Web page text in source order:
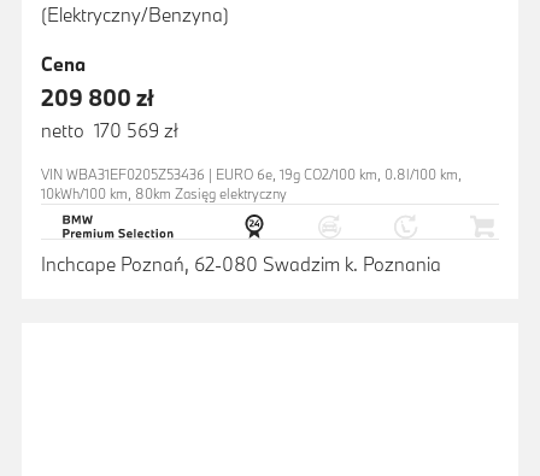
(Elektryczny/Benzyna)
Cena
209 800 zł
netto 170 569 zł
VIN WBA31EF0205Z53436 | EURO 6e, 19g CO2/100 km, 0.8l/100 km,
10kWh/100 km, 80km Zasięg elektryczny
Inchcape Poznań, 62-080 Swadzim k. Poznania